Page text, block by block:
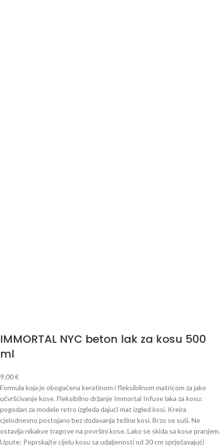
IMMORTAL NYC beton lak za kosu 500
ml
9,00€
Formula koja je obogaćena keratinom i fleksibilnom matricom za jako
učvršćivanje kose. Fleksibilno držanje Immortal Infuse laka za kosu:
pogodan za modele retro izgleda dajući mat izgled kosi. Kreira
cjelodnevno postojano bez dodavanja težine kosi. Brzo se suši. Ne
ostavlja nikakve tragove na površini kose. Lako se skida sa kose pranjem.
Upute: Poprskajte cijelu kosu sa udaljenosti od 30 cm sprječavajući